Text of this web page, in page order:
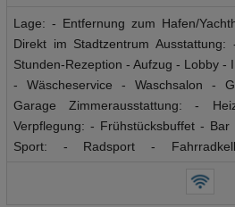
Lage: - Entfernung zum Hafen/
Direkt im Stadtzentrum
Stunden-Rezeption - Aufzug - Lobby -
- Wäscheservice - Waschsalon -
Garage Zimmerausstattung: -
Verpflegung: - Frühstücksbuffet - Bar
Sport: - Radsport -
- Haustiere erlaubt